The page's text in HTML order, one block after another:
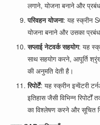
लगाने, योजना बनाने और
परिवहन योजना: यह स्क्रीन
योजना बनाने और उसका
सप्लाई नेटवर्क सहयोग: यह
साथ सहयोग करने, आपूर्ति
की अनुमति देती है।
रिपोर्टें: यह स्क्रीन इन्वेंटरी
इतिहास जैसी विभिन्न
का विश्लेषण करने और सूचित